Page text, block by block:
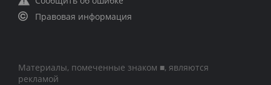
Правовая информация
Материалы, помеченные знаком ■, являются
рекламой